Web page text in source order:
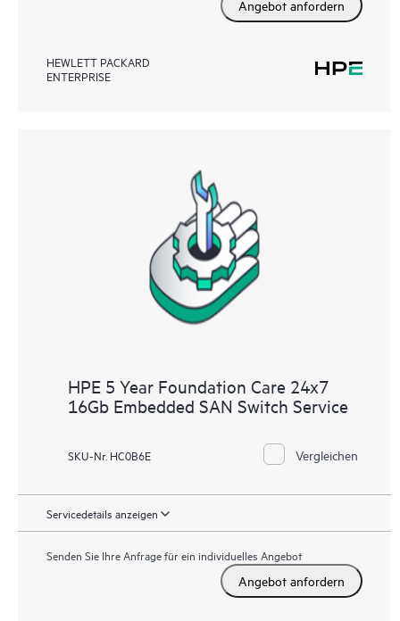
Angebot anfordern
HEWLETT PACKARD
ENTERPRISE
HPE 5 Year Foundation Care 24x7
16Gb Embedded SAN Switch Service
SKU-Nr. HC0B6E Vergleichen
Servicedetails anzeigen
Senden Sie Ihre Anfrage für ein individuelles Angebot
Angebot anfordern